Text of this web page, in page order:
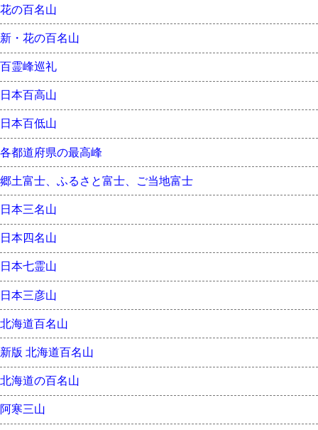
花の百名山
新・花の百名山
百霊峰巡礼
日本百高山
日本百低山
各都道府県の最高峰
郷土富士、ふるさと富士、ご当地富士
日本三名山
日本四名山
日本七霊山
日本三彦山
北海道百名山
新版 北海道百名山
北海道の百名山
阿寒三山